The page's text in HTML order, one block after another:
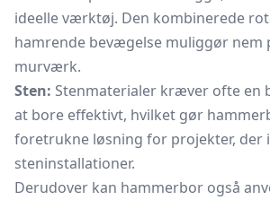
ideelle værktøj. Den kombinerede
hamrende bevægelse muliggør nem
murværk.
Sten: Stenmaterialer kræver ofte en
at bore effektivt, hvilket gør
foretrukne løsning for projekter, der
steninstallationer.
Derudover kan hammerbor også